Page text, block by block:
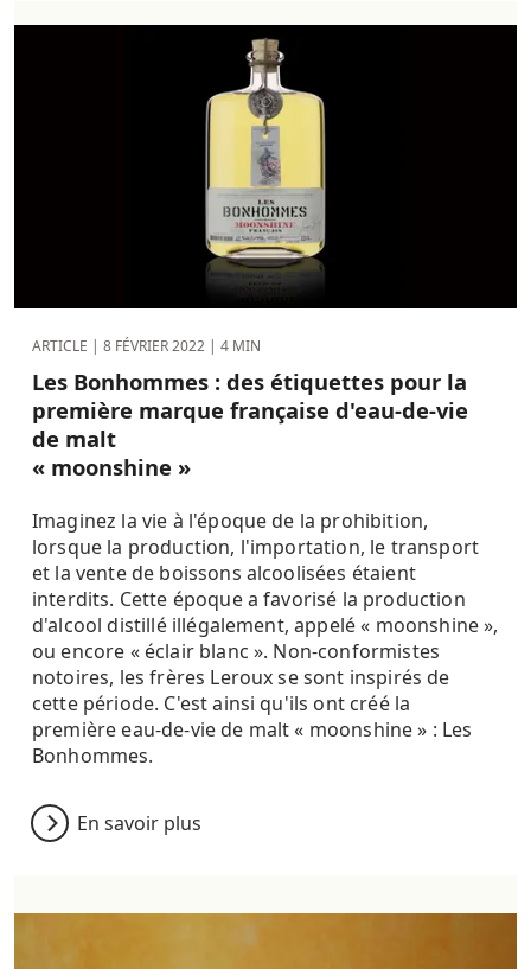
ARTICLE | 8 FÉVRIER 2022 | 4 MIN
Les Bonhommes : des étiquettes pour la
première marque française d'eau-de-vie
de malt
« moonshine »
Imaginez la vie à l'époque de la prohibition,
lorsque la production, l'importation, le transport
et la vente de boissons alcoolisées étaient
interdits. Cette époque a favorisé la production
d'alcool distillé illégalement, appelé « moonshine »,
ou encore « éclair blanc ». Non-conformistes
notoires, les frères Leroux se sont inspirés de
cette période. C'est ainsi qu'ils ont créé la
première eau-de-vie de malt « moonshine » : Les
Bonhommes.
En savoir plus